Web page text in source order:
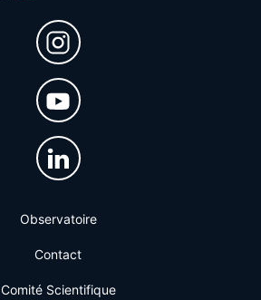
Observatoire
Contact
Comité Scientifique